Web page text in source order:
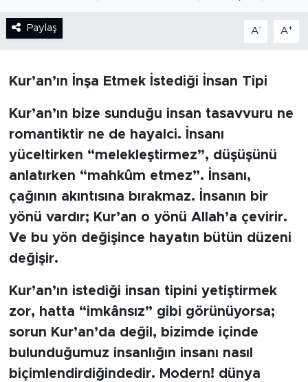
Paylaş A- A+
Kur’an’ın İnşa Etmek İstediği İnsan Tipi
Kur’an’ın bize sunduğu insan tasavvuru ne
romantiktir ne de hayalci. İnsanı
yüceltirken “melekleştirmez”, düşüşünü
anlatırken “mahkûm etmez”. İnsanı,
çağının akıntısına bırakmaz. İnsanın bir
yönü vardır; Kur’an o yönü Allah’a çevirir.
Ve bu yön değişince hayatın bütün düzeni
değişir.
Kur’an’ın istediği insan tipini yetiştirmek
zor, hatta “imkânsız” gibi görünüyorsa;
sorun Kur’an’da değil, bizimde içinde
bulunduğumuz insanlığın insanı nasıl
biçimlendirdiğindedir. Modern! dünya
KARİKATÜR
RÖPÖRTAJ
ANALİZ
NOSTALJİ
KULİS
YAZARLAR
DİNİ
POLİTİKA
EKONOMİ
SPOR
Haber Arşivi